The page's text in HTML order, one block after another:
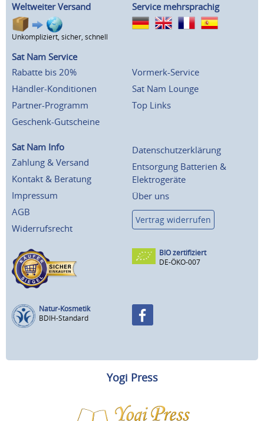
Weltweiter Versand
Unkompliziert, sicher, schnell
Service mehrsprachig
Sat Nam Service
Rabatte bis 20%
Händler-Konditionen
Partner-Programm
Geschenk-Gutscheine
Vormerk-Service
Sat Nam Lounge
Top Links
Sat Nam Info
Zahlung & Versand
Kontakt & Beratung
Impressum
AGB
Widerrufsrecht
Datenschutzerklärung
Entsorgung Batterien &
Elektrogeräte
Über uns
Vertrag widerrufen
BIO zertifiziert
DE-ÖKO-007
Natur-Kosmetik
BDIH-Standard
Yogi Press